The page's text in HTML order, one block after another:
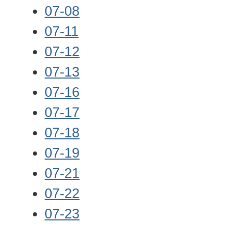
07-08
07-11
07-12
07-13
07-16
07-17
07-18
07-19
07-21
07-22
07-23